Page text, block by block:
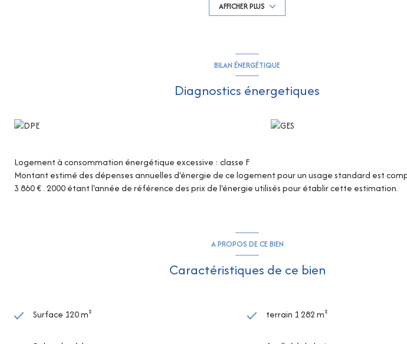
AFFICHER PLUS
BILAN ÉNERGÉTIQUE
Diagnostics énergetiques
Logement à consommation énergétique excessive : classe F
Montant estimé des dépenses annuelles d'énergie de ce logement pour un usage standard est
3 860 € . 2000 étant l'année de référence des prix de l'énergie utilisés pour établir cette estimation.
A PROPOS DE CE BIEN
Caractéristiques de ce bien
Surface 120 m² terrain 1 282 m²